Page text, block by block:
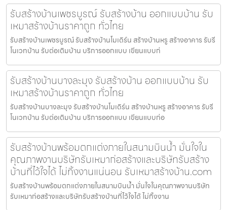
รับสร้างบ้านเพชรบูรณ์ รับสร้างบ้าน ออกแบบบ้าน รับ
เหมาสร้างบ้านราคาถูก ทั่วไทย
รับสร้างบ้านเพชรบูรณ์ รับสร้างบ้านโมเดิร์น สร้างบ้านหรู สร้างอาคาร รับรี
โนเวทบ้าน รับต่อเติมบ้าน บริการออกแบบ เขียนแบบก่
รับสร้างบ้านบางละมุง รับสร้างบ้าน ออกแบบบ้าน รับ
เหมาสร้างบ้านราคาถูก ทั่วไทย
รับสร้างบ้านบางละมุง รับสร้างบ้านโมเดิร์น สร้างบ้านหรู สร้างอาคาร รับรี
โนเวทบ้าน รับต่อเติมบ้าน บริการออกแบบ เขียนแบบก่อ
รับสร้างบ้านพร้อมตกแต่งภายในสนามบินน้ำ มั่นใจใน
คุณภาพงานบริษัทรับเหมาก่อสร้างและบริษัทรับสร้าง
บ้านที่ไว้ใจได้ ไม่ทิ้งงานแน่นอน รับเหมาสร้างบ้าน.com
รับสร้างบ้านพร้อมตกแต่งภายในสนามบินน้ำ มั่นใจในคุณภาพงานบริษัท
รับเหมาก่อสร้างและบริษัทรับสร้างบ้านที่ไว้ใจได้ ไม่ทิ้งงาน